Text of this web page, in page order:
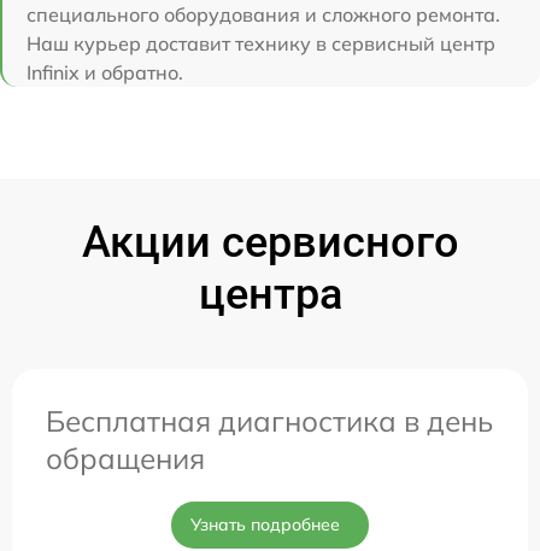
специального оборудования и сложного ремонта.
Наш курьер доставит технику в сервисный центр
Infinix и обратно.
Акции сервисного
центра
Бесплатная диагностика в день
обращения
Узнать подробнее